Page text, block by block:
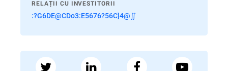
RELAȚII CU INVESTITORII
:?G6DE@CDo3:E5676?56C]4@∬